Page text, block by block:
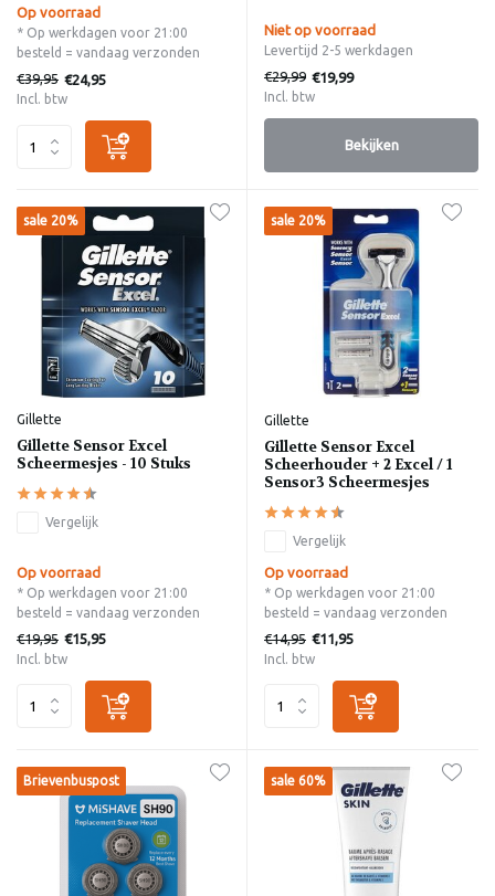
Op voorraad
* Op werkdagen voor 21:00
besteld = vandaag verzonden
€39,95 €24,95
Incl. btw
Niet op voorraad
Levertijd 2-5 werkdagen
€29,99 €19,99
Incl. btw
Bekijken
sale 20%
Gillette
Gillette Sensor Excel
Scheermesjes - 10 Stuks
Vergelijk
Op voorraad
* Op werkdagen voor 21:00
besteld = vandaag verzonden
€19,95 €15,95
Incl. btw
sale 20%
Gillette
Gillette Sensor Excel
Scheerhouder + 2 Excel / 1
Sensor3 Scheermesjes
Vergelijk
Op voorraad
* Op werkdagen voor 21:00
besteld = vandaag verzonden
€14,95 €11,95
Incl. btw
Brievenbuspost sale 60%